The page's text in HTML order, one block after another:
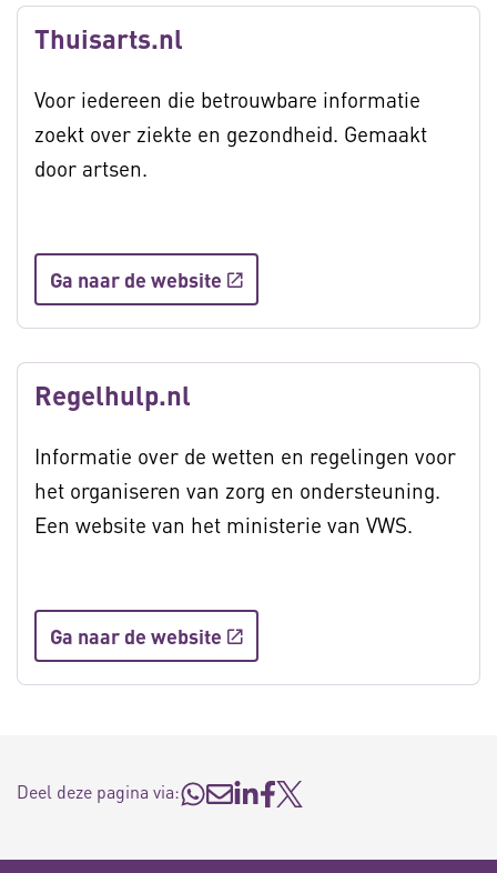
Thuisarts.nl
Voor iedereen die betrouwbare informatie
zoekt over ziekte en gezondheid. Gemaakt
door artsen.
Ga naar de website
Regelhulp.nl
Informatie over de wetten en regelingen voor
het organiseren van zorg en ondersteuning.
Een website van het ministerie van VWS.
Ga naar de website
Deel deze pagina via: